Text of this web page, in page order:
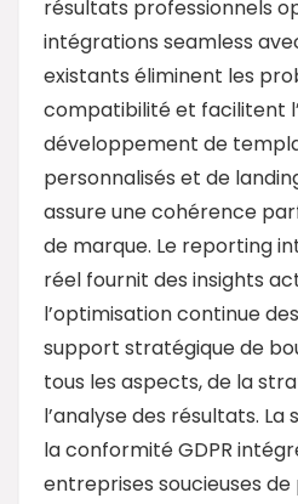
résultats professionnels
intégrations seamless
existants éliminent les
compatibilité et facilitent
développement de
personnalisés et de
assure une cohérence
de marque. Le reporting
réel fournit des insights
l’optimisation continue
support stratégique de
tous les aspects, de la
l’analyse des résultats.
la conformité GDPR
entreprises soucieuses